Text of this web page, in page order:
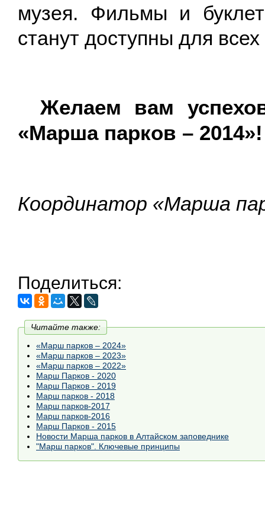
музея. Фильмы и
станут доступны для
Желаем вам
«Марша парков – 2014»!
Координатор «Марша
Поделиться:
Читайте также:
«Марш парков – 2024»
«Марш парков – 2023»
«Марш парков – 2022»
Марш Парков - 2020
Марш Парков - 2019
Марш парков - 2018
Марш парков-2017
Марш парков-2016
Марш Парков - 2015
Новости Марша парков в Алтайском заповеднике
"Марш парков". Ключевые принципы